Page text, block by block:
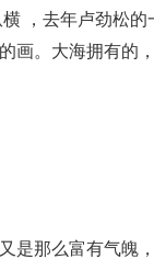
，去年卢劲松
画。大海拥有的
是那么富有气魄